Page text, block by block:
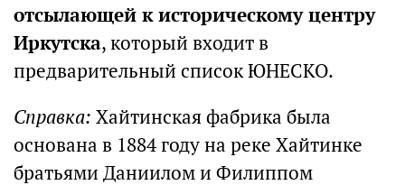
отсылающей к историческому центру
Иркутска, который входит в
предварительный список ЮНЕСКО.
Справка: Хайтинская фабрика была
основана в 1884 году на реке Хайтинке
братьями Даниилом и Филиппом